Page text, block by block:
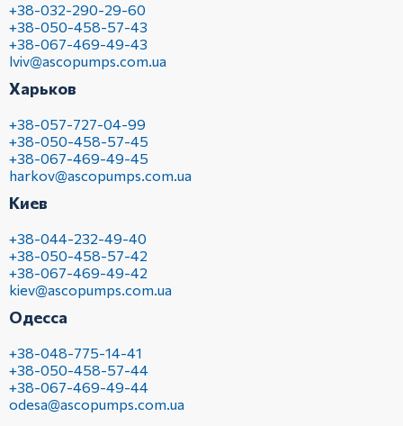
+38-032-290-29-60
+38-050-458-57-43
+38-067-469-49-43
lviv@ascopumps.com.ua
Харьков
+38-057-727-04-99
+38-050-458-57-45
+38-067-469-49-45
harkov@ascopumps.com.ua
Киев
+38-044-232-49-40
+38-050-458-57-42
+38-067-469-49-42
kiev@ascopumps.com.ua
Одесса
+38-048-775-14-41
+38-050-458-57-44
+38-067-469-49-44
odesa@ascopumps.com.ua